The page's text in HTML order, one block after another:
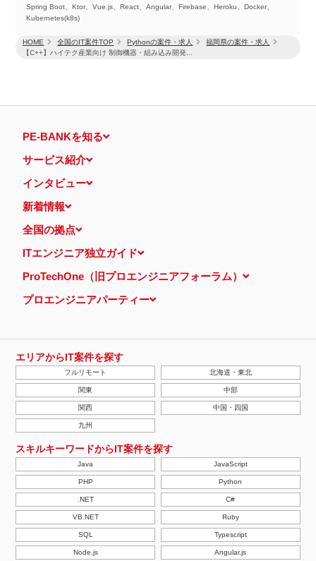
HOME 全国のIT案件TOP Pythonの案件・求人
福岡県の案件・求人
【C++】ハイテク産業向け 制御機器・組み込み開発...
Spring Boot、Ktor、Vue.js、React、Angular、Firebase、Heroku、Docker、
Kubernetes(k8s)
PE-BANKを知る
サービス紹介
インタビュー
新着情報
全国の拠点
ITエンジニア独立ガイド
ProTechOne（旧プロエンジニアフォーラム）
プロエンジニアパーティー
エリアからIT案件を探す
フルリモート 北海道・東北
関東 中部
関西 中国・四国
九州
スキルキーワードからIT案件を探す
Java JavaScript
PHP Python
.NET C#
VB.NET Ruby
SQL Typescript
Node.js Angular.js